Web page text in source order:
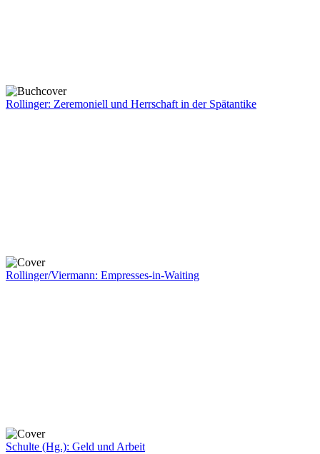
Rollinger: Zeremoniell und Herrschaft in der Spätantike
Rollinger/Viermann: Empresses-in-Waiting
Schulte (Hg.): Geld und Arbeit